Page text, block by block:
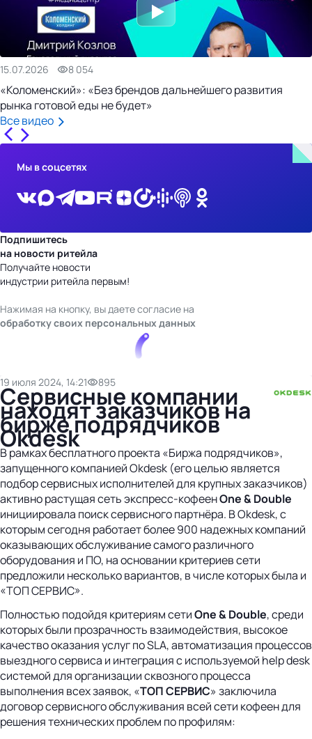
15.07.2026 8 054
«Коломенский»: «Без брендов дальнейшего развития
рынка готовой еды не будет»
Все видео
Мы в соцсетях
Подпишитесь
на новости ритейла
Получайте новости
индустрии ритейла первым!
Нажимая на кнопку, вы даете согласие на
обработку своих персональных данных
19 июля 2024, 14:21 895
Сервисные компании
находят заказчиков на
бирже подрядчиков
Okdesk
В рамках бесплатного проекта «Биржа подрядчиков»,
запущенного компанией Okdesk (его целью является
подбор сервисных исполнителей для крупных заказчиков)
активно растущая сеть экспресс-кофеенOne & Double
инициировала поиск сервисного партнёра. В Okdesk, с
которым сегодня работает более 900 надежных компаний
оказывающих обслуживание самого различного
оборудования и ПО, на основании критериев сети
предложили несколько вариантов, в числе которых была и
«ТОП СЕРВИС».
Полностью подойдя критериям сетиOne & Double, среди
которых были прозрачность взаимодействия, высокое
качество оказания услуг по SLA, автоматизация процессов
выездного сервиса и интеграция с используемой help desk
системой для организации сквозного процесса
выполнения всех заявок, «ТОП СЕРВИС» заключила
договор сервисного обслуживания всей сети кофеен для
решения технических проблем по профилям: